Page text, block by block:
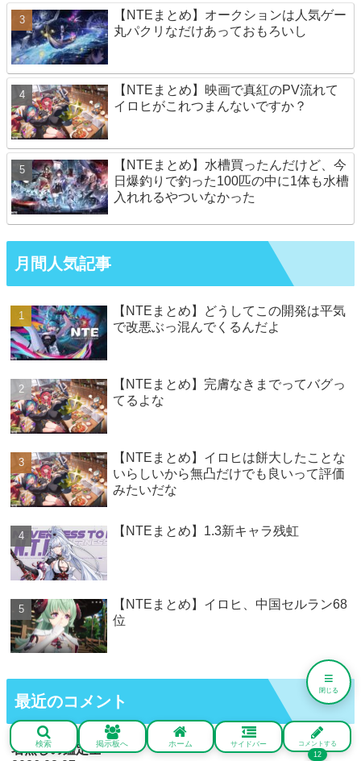
【NTEまとめ】オークションは人気ゲー
丸パクリなだけあっておもろいし
【NTEまとめ】映画で真紅のPV流れて
イロヒがこれつまんないですか？
【NTEまとめ】水槽買ったんだけど、今
日爆釣りで釣った100匹の中に1体も水槽
入れれるやついなかった
月間人気記事
【NTEまとめ】どうしてこの開発は平気
で改悪ぶっ混んでくるんだよ
【NTEまとめ】完膚なきまでってバグっ
てるよな
【NTEまとめ】イロヒは餅大したことな
いらしいから無凸だけでも良いって評価
みたいだな
【NTEまとめ】1.3新キャラ残虹
【NTEまとめ】イロヒ、中国セルラン68
位
最近のコメント
名無しの鑑定士
検索 掲示板へ ホーム サイドバー コメントする
12
≡
閉じる